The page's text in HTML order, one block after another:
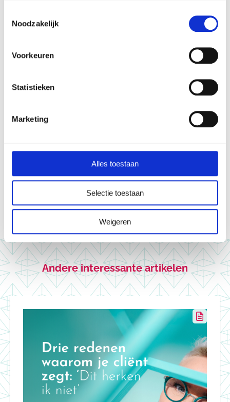
Noodzakelijk
Voorkeuren
Statistieken
Marketing
Alles toestaan
Selectie toestaan
Weigeren
Professional Magazine*
Login om een reactie te geven
Andere interessante artikelen